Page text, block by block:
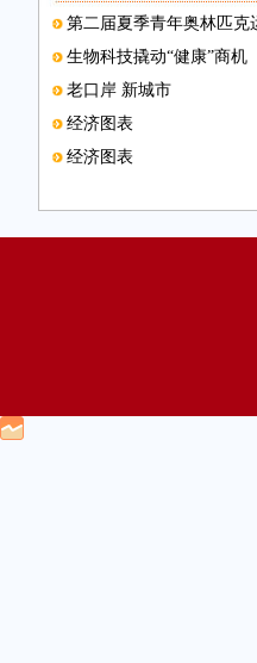
第二届夏季青年奥林匹克
生物科技撬动“健康”商机
老口岸 新城市
经济图表
经济图表